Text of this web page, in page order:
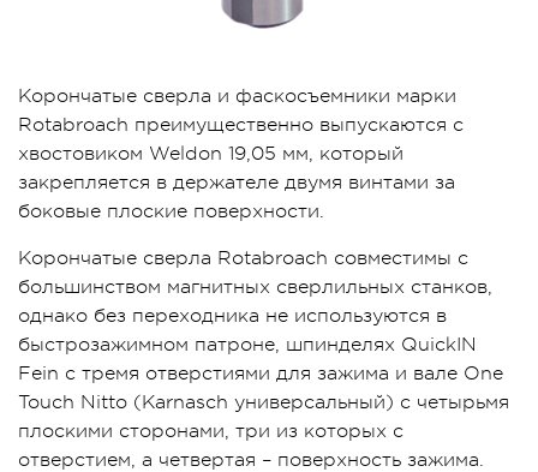
Корончатые сверла и фаскосъемники марки
Rotabroach преимущественно выпускаются с
хвостовиком Weldon 19,05 мм, который
закрепляется в держателе двумя винтами за
боковые плоские поверхности.
Корончатые сверла Rotabroach совместимы с
большинством магнитных сверлильных станков,
однако без переходника не используются в
быстрозажимном патроне, шпинделях QuickIN
Fein с тремя отверстиями для зажима и вале One
Touch Nitto (Karnasch универсальный) с четырьмя
плоскими сторонами, три из которых с
отверстием, а четвертая – поверхность зажима.